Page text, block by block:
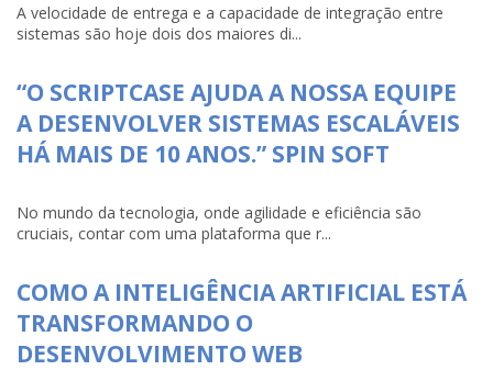
A velocidade de entrega e a capacidade de integração entre
sistemas são hoje dois dos maiores di...
“O SCRIPTCASE AJUDA A NOSSA EQUIPE
A DESENVOLVER SISTEMAS ESCALÁVEIS
HÁ MAIS DE 10 ANOS.” SPIN SOFT
No mundo da tecnologia, onde agilidade e eficiência são
cruciais, contar com uma plataforma que r...
COMO A INTELIGÊNCIA ARTIFICIAL ESTÁ
TRANSFORMANDO O
DESENVOLVIMENTO WEB